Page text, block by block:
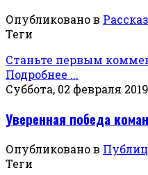
Опубликовано в
Теги
Станьте первым
Подробнее ...
Суббота, 02 февраля 2019
Уверенная победа
Опубликовано в
Теги